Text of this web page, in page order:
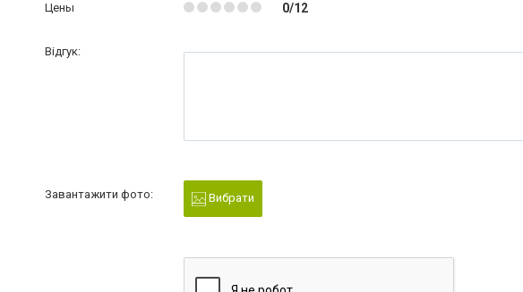
Цены 0/12
Відгук:
Завантажити фото: Вибрати